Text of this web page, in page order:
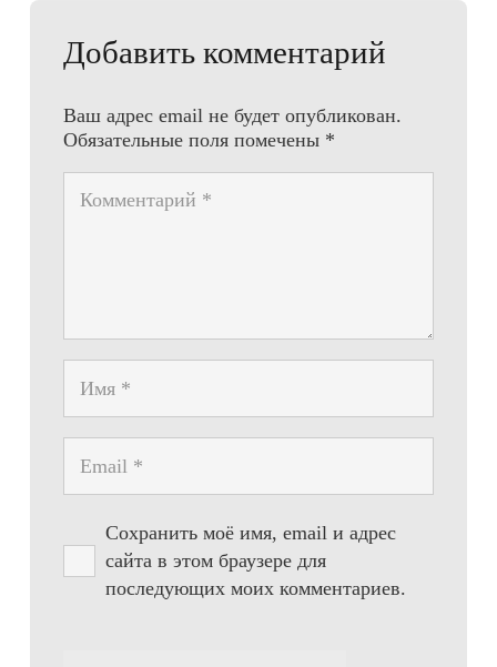
Добавить комментарий
Ваш адрес email не будет опубликован.
Обязательные поля помечены *
Сохранить моё имя, email и адрес
сайта в этом браузере для
последующих моих комментариев.